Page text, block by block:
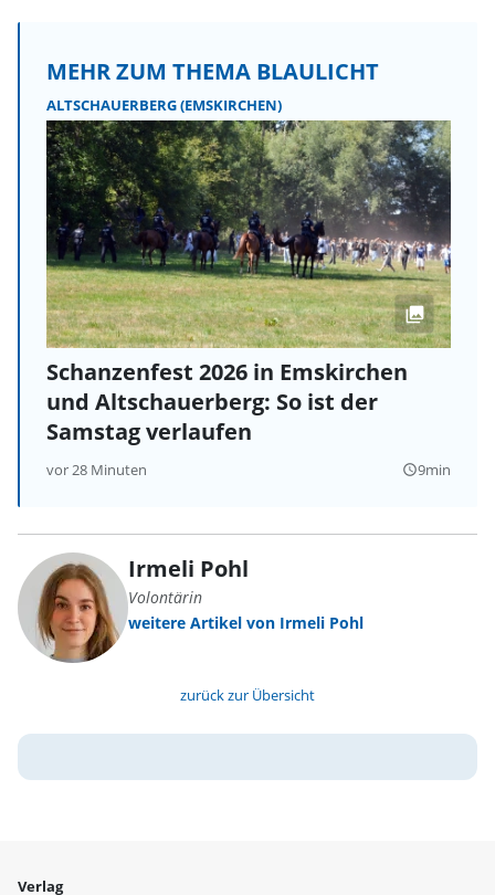
MEHR ZUM THEMA BLAULICHT
ALTSCHAUERBERG (EMSKIRCHEN)
Schanzenfest 2026 in Emskirchen
und Altschauerberg: So ist der
Samstag verlaufen
vor 28 Minuten query_builder9min
Irmeli Pohl
Volontärin
weitere Artikel von Irmeli Pohl
zurück zur Übersicht
Verlag